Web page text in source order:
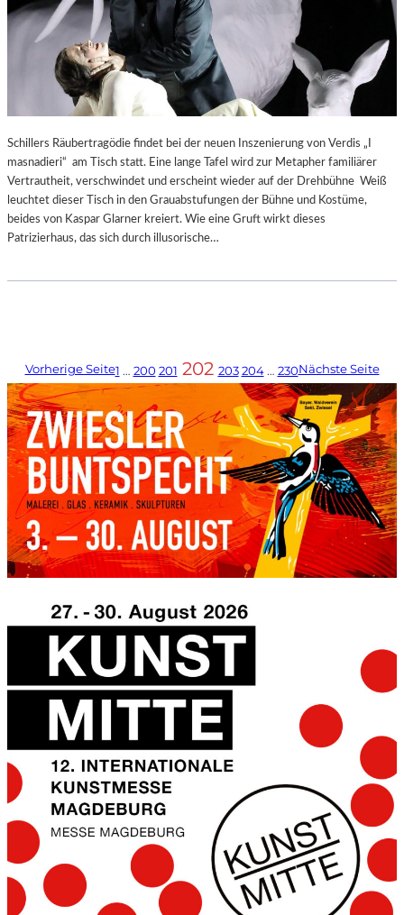
Schillers Räubertragödie findet bei der neuen Inszenierung von Verdis „I
masnadieri“ am Tisch statt. Eine lange Tafel wird zur Metapher familiärer
Vertrautheit, verschwindet und erscheint wieder auf der Drehbühne Weiß
leuchtet dieser Tisch in den Grauabstufungen der Bühne und Kostüme,
beides von Kaspar Glarner kreiert. Wie eine Gruft wirkt dieses
Patrizierhaus, das sich durch illusorische…
Vorherige Seite1 … 200 201 202 203 204 … 230Nächste Seite